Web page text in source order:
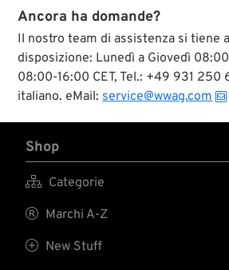
Ancora ha domande?
Il nostro team di assistenza si tiene
disposizione: Lunedì a Giovedì
08:00-16:00 CET, Tel.: +49 931 250
italiano. eMail: service@wwag.com
Shop
 Categorie
 Marchi A-Z
 New Stuff